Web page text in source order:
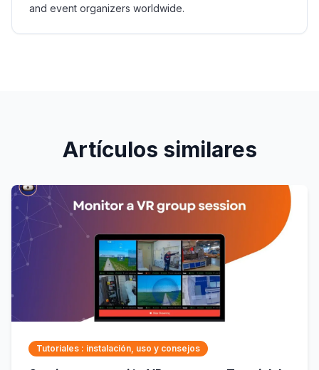
and event organizers worldwide.
Artículos similares
Tutoriales : instalación, uso y consejos